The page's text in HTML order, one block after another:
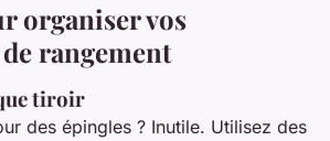
organiser vos
rangement
tiroir
des épingles ? Inutile. Utilisez des